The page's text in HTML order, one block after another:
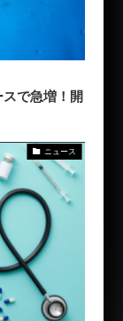
で急増！開
ニュース